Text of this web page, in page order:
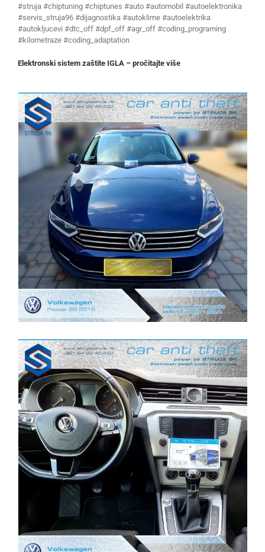
#struja #chiptuning #chiptunes #auto #automobil #autoelektronika
#servis_struja96 #dijagnostika #autoklime #autoelektrika
#autokljucevi #dtc_off #dpf_off #agr_off #coding_programing
#kilometraze #coding_adaptation
Elektronski sistem zaštite IGLA – pročitajte više